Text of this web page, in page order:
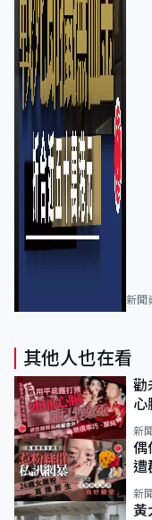
新聞
其他人也在看
勸
心
新
偶
遭
新
黃